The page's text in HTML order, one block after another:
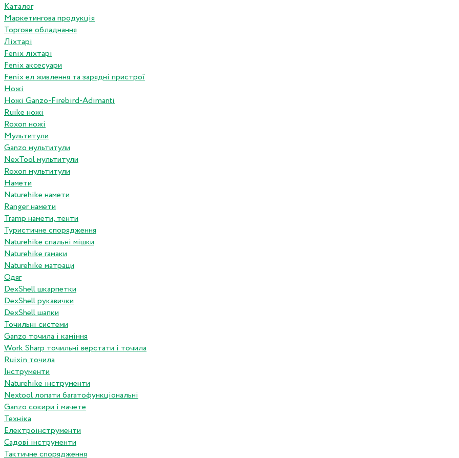
Каталог
Маркетингова продукція
Торгове обладнання
Ліхтарі
Fenix ліхтарі
Fenix аксесуари
Fenix ел живлення та зарядні пристрої
Ножі
Ножі Ganzo-Firebird-Adimanti
Ruike ножі
Roxon ножi
Мультитули
Ganzo мультитули
NexTool мультитули
Roxon мультитули
Намети
Naturehike намети
Ranger намети
Tramp намети, тенти
Туристичне спорядження
Naturehike спальні мішки
Naturehike гамаки
Naturehike матраци
Одяг
DexShell шкарпетки
DexShell рукавички
DexShell шапки
Точильні системи
Ganzo точила і каміння
Work Sharp точильні верстати і точила
Ruixin точила
Інструменти
Naturehike інструменти
Nextool лопати багатофункціональні
Ganzo сокири і мачете
Техніка
Електроінструменти
Садові інструменти
Тактичне спорядження